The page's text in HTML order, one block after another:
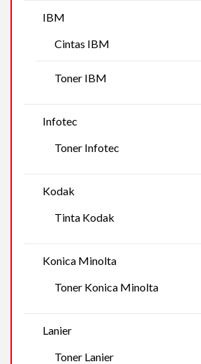
IBM
Cintas IBM
Toner IBM
Infotec
Toner Infotec
Kodak
Tinta Kodak
Konica Minolta
Toner Konica Minolta
Lanier
Toner Lanier